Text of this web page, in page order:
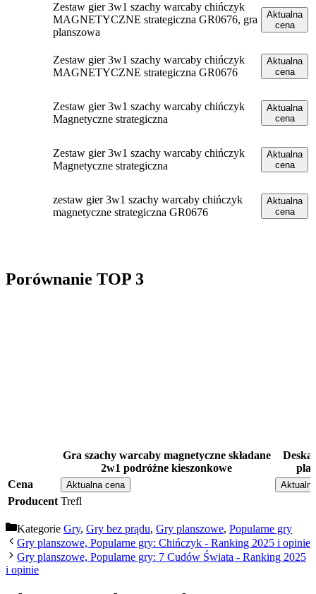
Zestaw gier 3w1 szachy warcaby chińczyk
MAGNETYCZNE strategiczna GR0676, gra
planszowa
Aktualna
cena
Zestaw gier 3w1 szachy warcaby chińczyk
MAGNETYCZNE strategiczna GR0676
Aktualna
cena
Zestaw gier 3w1 szachy warcaby chińczyk
Magnetyczne strategiczna
Aktualna
cena
Zestaw gier 3w1 szachy warcaby chińczyk
Magnetyczne strategiczna
Aktualna
cena
zestaw gier 3w1 szachy warcaby chińczyk
magnetyczne strategiczna GR0676
Aktualna
cena
Porównanie TOP 3
Gra szachy warcaby magnetyczne składane
2w1 podróżne kieszonkowe
Deska
Cena
Aktualna cena
Producent Trefl
Kategorie Gry, Gry bez prądu, Gry planszowe, Popularne gry
Gry planszowe, Popularne gry: Chińczyk - Ranking 2025 i opinie
Gry planszowe, Popularne gry: 7 Cudów Świata - Ranking 2025
i opinie